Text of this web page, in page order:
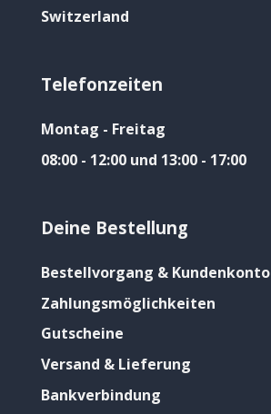
Switzerland
Telefonzeiten
Montag - Freitag
08:00 - 12:00 und 13:00 - 17:00
Deine Bestellung
Bestellvorgang & Kundenkonto
Zahlungsmöglichkeiten
Gutscheine
Versand & Lieferung
Bankverbindung